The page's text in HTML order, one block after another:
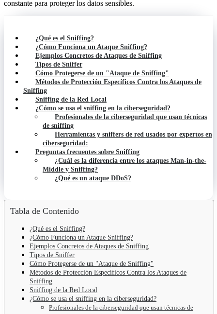
constante para proteger los datos sensibles.
¿Qué es el Sniffing?
¿Cómo Funciona un Ataque Sniffing?
Ejemplos Concretos de Ataques de Sniffing
Tipos de Sniffer
Cómo Protegerse de un "Ataque de Sniffing"
Métodos de Protección Específicos Contra los Ataques de
Sniffing
Sniffing de la Red Local
¿Cómo se usa el sniffing en la ciberseguridad?
Profesionales de la ciberseguridad que usan técnicas
de sniffing
Herramientas y sniffers de red usados por expertos en
ciberseguridad:
Preguntas frecuentes sobre Sniffing
¿Cuál es la diferencia entre los ataques Man-in-the-
Middle y Sniffing?
¿Qué es un ataque DDoS?
Tabla de Contenido
¿Qué es el Sniffing?
¿Cómo Funciona un Ataque Sniffing?
Ejemplos Concretos de Ataques de Sniffing
Tipos de Sniffer
Cómo Protegerse de un "Ataque de Sniffing"
Métodos de Protección Específicos Contra los Ataques de
Sniffing
Sniffing de la Red Local
¿Cómo se usa el sniffing en la ciberseguridad?
Profesionales de la ciberseguridad que usan técnicas de